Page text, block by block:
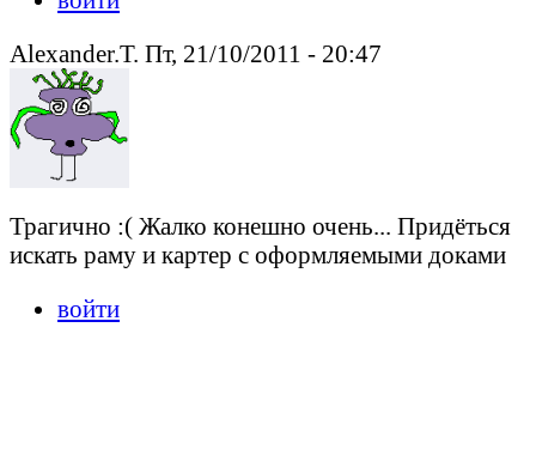
Alexander.T. Пт, 21/10/2011 - 20:47
Трагично :( Жалко конешно очень... Придёться
искать раму и картер с оформляемыми доками
войти